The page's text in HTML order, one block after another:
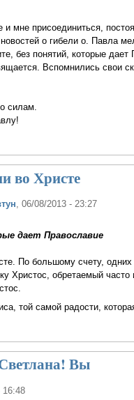
и мне присоединиться,
о гибели о. Павла
без понятий, которые
Вспомнились свои
силам.
во Христе
, 06/08/2013 - 23:27
дает Православие
По большому счету,
Христос, обретаемый
той самой радости,
Вы
16:48